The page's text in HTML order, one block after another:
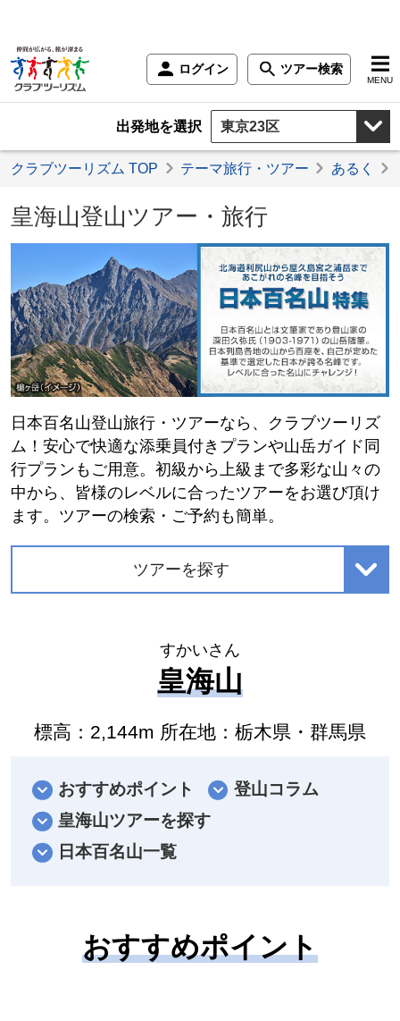
ログイン ツアー検索
MENU
出発地を選択
クラブツーリズム TOP テーマ旅行・ツアー あるく
皇海山登山ツアー・旅行
日本百名山登山旅行・ツアーなら、クラブツーリズ
ム！安心で快適な添乗員付きプランや山岳ガイド同
行プランもご用意。初級から上級まで多彩な山々の
中から、皆様のレベルに合ったツアーをお選び頂け
ます。ツアーの検索・ご予約も簡単。
ツアーを探す
すかいさん
皇海山
標高：2,144m 所在地：栃木県・群馬県
おすすめポイント
登山コラム
皇海山ツアーを探す
日本百名山一覧
おすすめポイント